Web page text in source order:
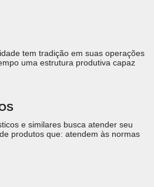
tem tradição em suas operações
uma estrutura produtiva capaz
e similares busca atender seu
produtos que: atendem às normas